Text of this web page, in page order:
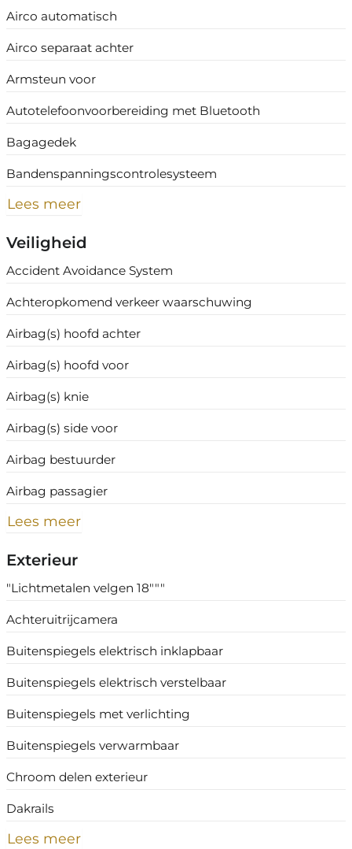
Airco automatisch
Airco separaat achter
Armsteun voor
Autotelefoonvoorbereiding met Bluetooth
Bagagedek
Bandenspanningscontrolesysteem
Lees meer
Veiligheid
Accident Avoidance System
Achteropkomend verkeer waarschuwing
Airbag(s) hoofd achter
Airbag(s) hoofd voor
Airbag(s) knie
Airbag(s) side voor
Airbag bestuurder
Airbag passagier
Lees meer
Exterieur
"Lichtmetalen velgen 18"""
Achteruitrijcamera
Buitenspiegels elektrisch inklapbaar
Buitenspiegels elektrisch verstelbaar
Buitenspiegels met verlichting
Buitenspiegels verwarmbaar
Chroom delen exterieur
Dakrails
Lees meer